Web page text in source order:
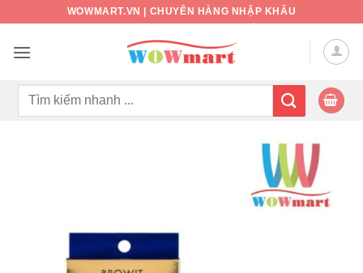
nội
WOWMART.VN | CHUYÊN HÀNG NHẬP KHẨU
Tìm